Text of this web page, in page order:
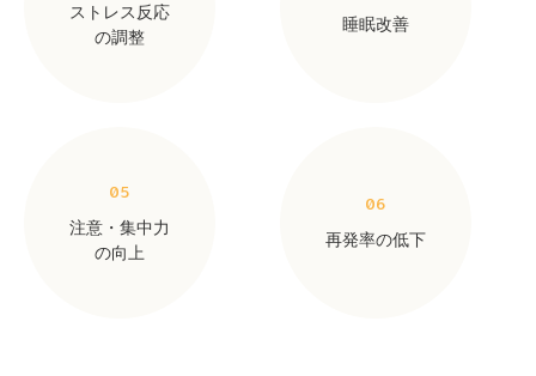
ストレス反応
の調整
睡眠改善
05
注意・集中力
の向上
06
再発率の低下